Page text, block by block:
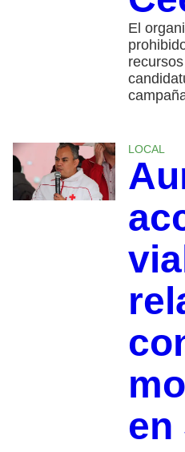
El
LOCAL
en